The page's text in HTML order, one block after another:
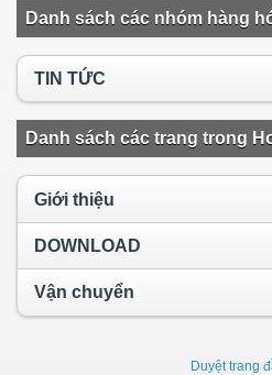
Danh sách các nhóm hàng
TIN TỨC
Danh sách các trang trong
Giới thiệu
DOWNLOAD
Vận chuyển
Duyệt trang